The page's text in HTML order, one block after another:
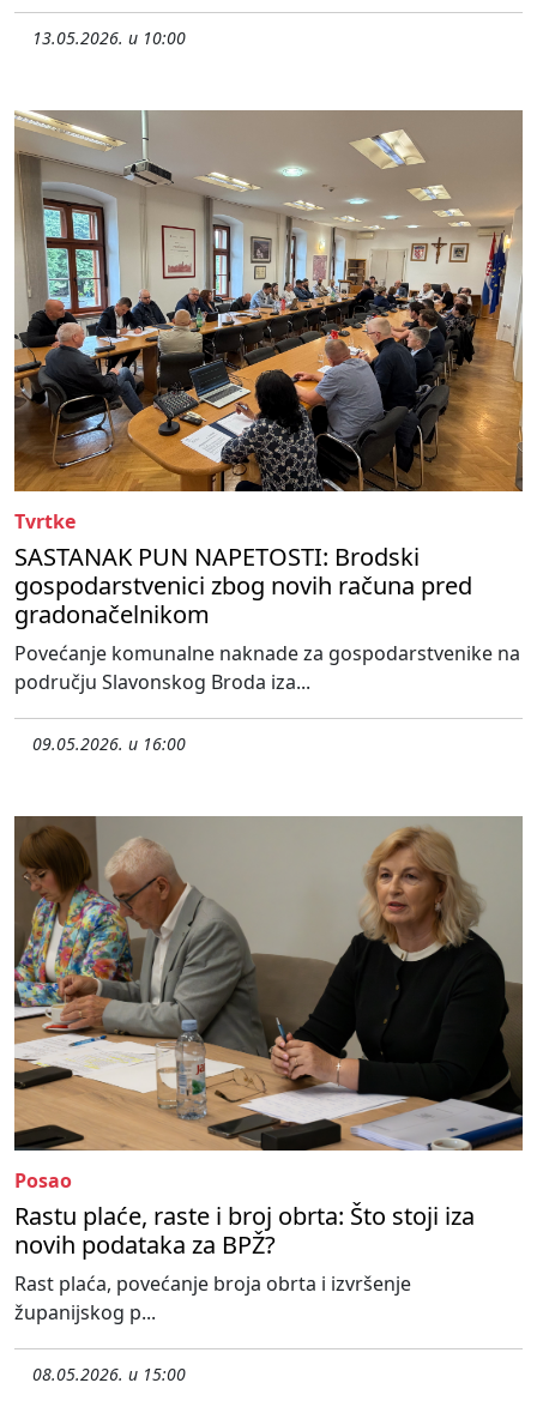
13.05.2026. u 10:00
Tvrtke
SASTANAK PUN NAPETOSTI: Brodski
gospodarstvenici zbog novih računa pred
gradonačelnikom
Povećanje komunalne naknade za gospodarstvenike na
području Slavonskog Broda iza...
09.05.2026. u 16:00
Posao
Rastu plaće, raste i broj obrta: Što stoji iza
novih podataka za BPŽ?
Rast plaća, povećanje broja obrta i izvršenje
županijskog p...
08.05.2026. u 15:00